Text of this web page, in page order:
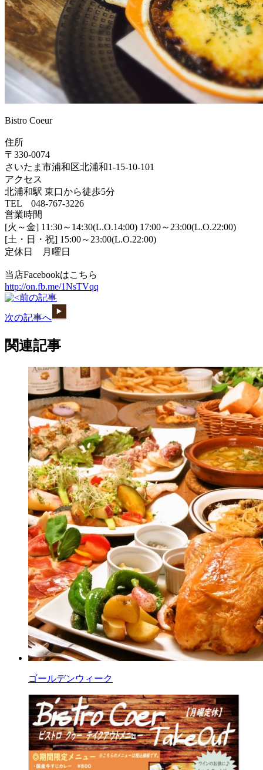
Bistro Coeur
住所
〒330-0074
さいたま市浦和区北浦和1-15-10-101
アクセス
北浦和駅 東口から徒歩5分
TEL 048-767-3226
営業時間
[火～金] 11:30～14:30(L.O.14:00) 17:00～23:00(L.O.22:00)
[土・日・祝] 15:00～23:00(L.O.22:00)
定休日 月曜日
当店Facebookはこちら
http://on.fb.me/1NsTVqq
前の記事
次の記事へ
関連記事
ゴールデンウィーク